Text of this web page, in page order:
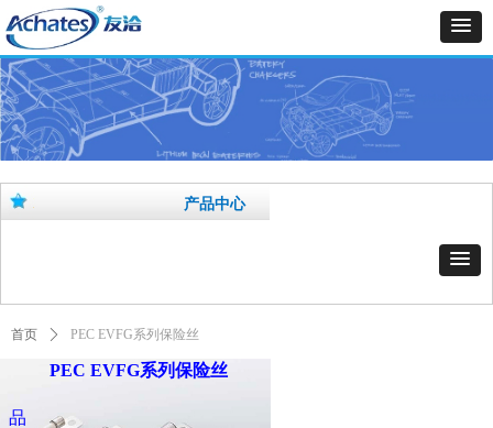
产品中心
首页 ꄲ PEC EVFG系列保险丝
PEC EVFG系列保险丝
品